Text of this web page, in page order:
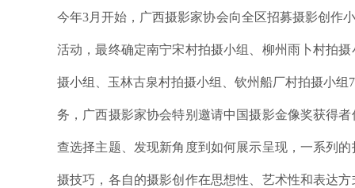
今年3月开始，广西摄影家协会向全区招募摄影创
活动，最终确定南宁宋村拍摄小组、柳州雨卜村拍
摄小组、玉林古泉村拍摄小组、钦州船厂村拍摄小
务，广西摄影家协会特别邀请中国摄影金像奖获得
查选择主题、发现新角度到如何展示呈现，一系列
摄技巧，各自的摄影创作在思想性、艺术性和表达